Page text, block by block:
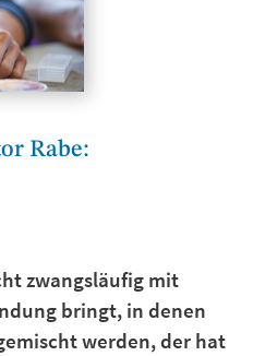
Rabe:
zwangsläufig mit
bringt, in denen
werden, der hat